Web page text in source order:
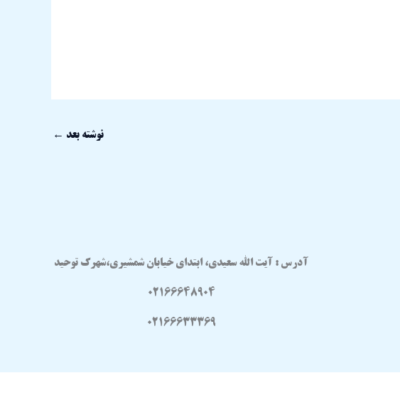
نوشته بعد ←
آدرس : آیت الله سعیدی، ابتدای خیابان شمشیری،شهرک توحید
02166648904
02166633369